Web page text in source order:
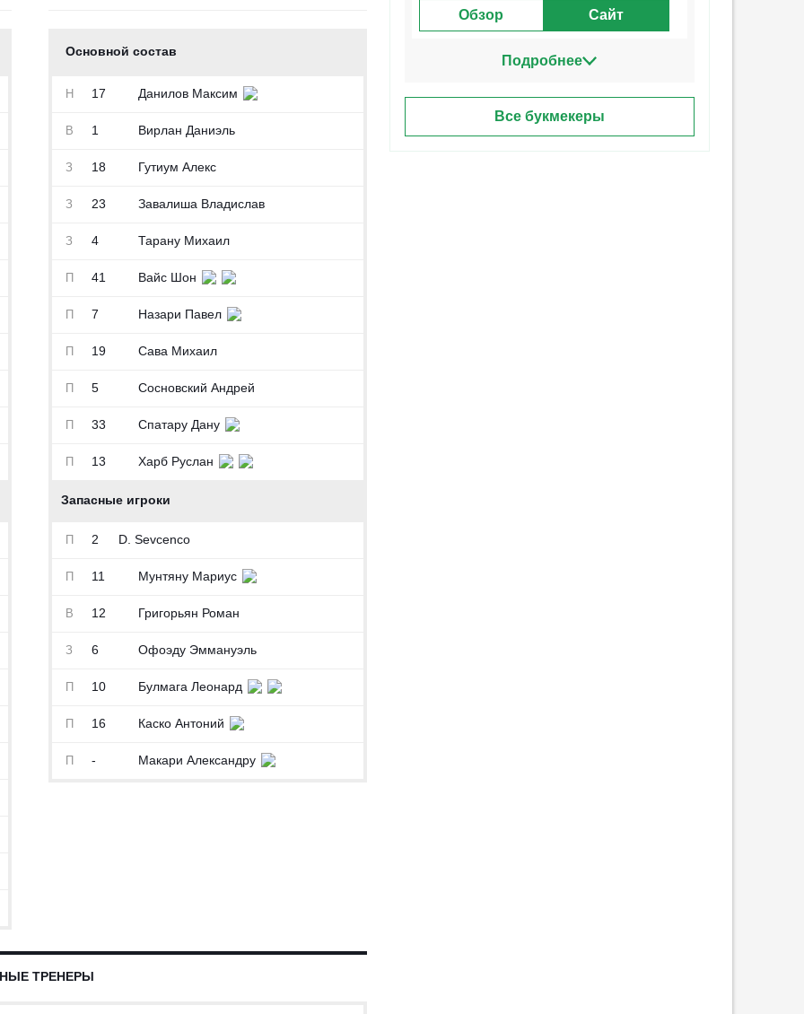
Обзор Сайт
Подробнее
Все букмекеры
Основной состав
Н 17 Данилов Максим
В 1 Вирлан Даниэль
З 18 Гутиум Алекс
З 23 Завалиша Владислав
З 4 Тарану Михаил
П 41 Вайс Шон
П 7 Назари Павел
П 19 Сава Михаил
П 5 Сосновский Андрей
П 33 Спатару Дану
П 13 Харб Руслан
Запасные игроки
П 2 D. Sevcenco
П 11 Мунтяну Мариус
В 12 Григорьян Роман
З 6 Офоэду Эммануэль
П 10 Булмага Леонард
П 16 Каско Антоний
П - Макари Александру
ТРЕНЕРЫ